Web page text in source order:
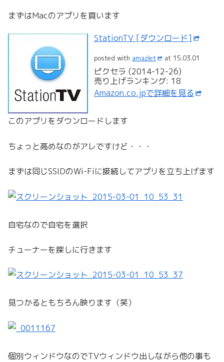
まずはMacのアプリを買います
StationTV [ダウンロード]
posted with amazlet at 15.03.01
ピクセラ (2014-12-26)
売り上げランキング: 18
Amazon.co.jpで詳細を見る
このアプリをダウンロードします
ちょっと高めなのがアレですけど・・・
まずは同じSSIDのWi-Fiに接続してアプリを立ち上げます
自宅なので自宅を選択
チューナーを探しに行きます
見つかるともちろん映ります（笑）
個別ウィンドウなのでTVウィンドウ出しながら他の事も